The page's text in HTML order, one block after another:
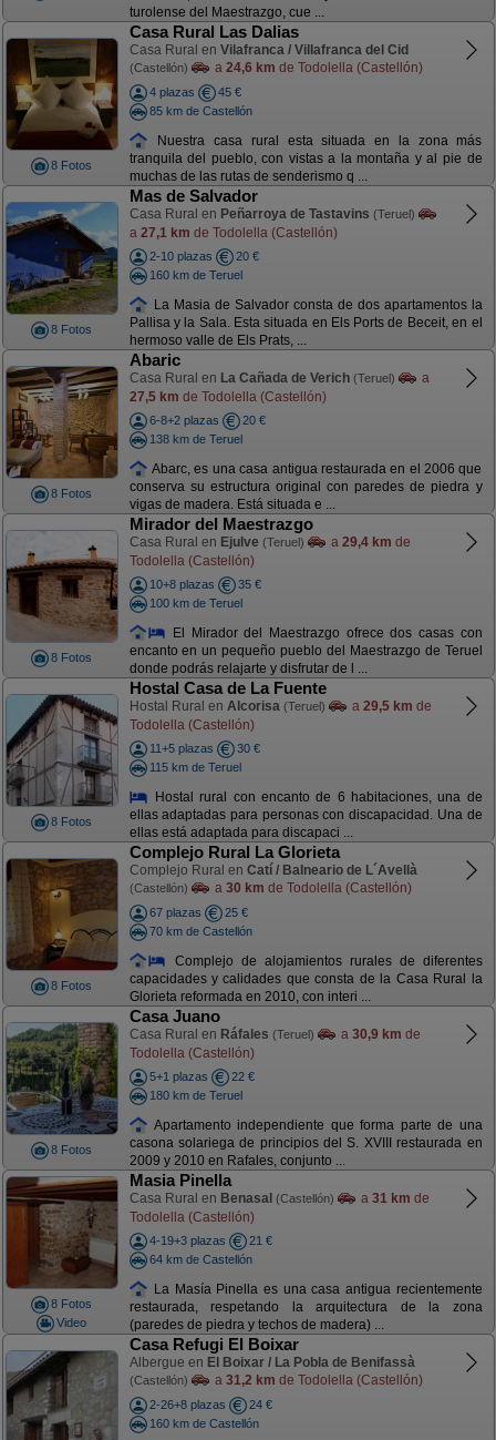
turolense del Maestrazgo, cue ...
8 Fotos
Casa Rural Las Dalias
Casa Rural en Vilafranca / Villafranca del Cid
(Castellón) a 24,6 km de Todolella (Castellón)
4 plazas
45 €
85 km de Castellón
Nuestra casa rural esta situada en la zona más
tranquila del pueblo, con vistas a la montaña y al pie de
muchas de las rutas de senderismo q ...
8 Fotos
Mas de Salvador
Casa Rural en Peñarroya de Tastavins (Teruel)
a 27,1 km de Todolella (Castellón)
2-10 plazas
20 €
160 km de Teruel
La Masia de Salvador consta de dos apartamentos la
Pallisa y la Sala. Esta situada en Els Ports de Beceit, en el
hermoso valle de Els Prats, ...
8 Fotos
Abaric
Casa Rural en La Cañada de Verich (Teruel)
a
27,5 km de Todolella (Castellón)
6-8+2 plazas
20 €
138 km de Teruel
Abarc, es una casa antigua restaurada en el 2006 que
conserva su estructura original con paredes de piedra y
vigas de madera. Está situada e ...
8 Fotos
Mirador del Maestrazgo
Casa Rural en Ejulve (Teruel) a 29,4 km de
Todolella (Castellón)
10+8 plazas
35 €
100 km de Teruel
El Mirador del Maestrazgo ofrece dos casas con
encanto en un pequeño pueblo del Maestrazgo de Teruel
donde podrás relajarte y disfrutar de l ...
8 Fotos
Hostal Casa de La Fuente
Hostal Rural en Alcorisa (Teruel) a 29,5 km de
Todolella (Castellón)
11+5 plazas
30 €
115 km de Teruel
Hostal rural con encanto de 6 habitaciones, una de
ellas adaptadas para personas con discapacidad. Una de
ellas está adaptada para discapaci ...
8 Fotos
Complejo Rural La Glorieta
Complejo Rural en Catí / Balneario de L´Avellà
(Castellón) a 30 km de Todolella (Castellón)
67 plazas
25 €
70 km de Castellón
Complejo de alojamientos rurales de diferentes
capacidades y calidades que consta de la Casa Rural la
Glorieta reformada en 2010, con interi ...
8 Fotos
Casa Juano
Casa Rural en Ráfales (Teruel) a 30,9 km de
Todolella (Castellón)
5+1 plazas
22 €
180 km de Teruel
Apartamento independiente que forma parte de una
casona solariega de principios del S. XVIII restaurada en
2009 y 2010 en Rafales, conjunto ...
8 Fotos
Video
Masia Pinella
Casa Rural en Benasal (Castellón) a 31 km de
Todolella (Castellón)
4-19+3 plazas
21 €
64 km de Castellón
La Masía Pinella es una casa antigua recientemente
restaurada, respetando la arquitectura de la zona
(paredes de piedra y techos de madera) ...
Casa Refugi El Boixar
Albergue en El Boixar / La Pobla de Benifassà
(Castellón) a 31,2 km de Todolella (Castellón)
2-26+8 plazas
24 €
160 km de Castellón